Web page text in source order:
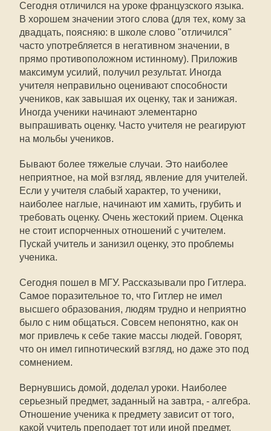
Сегодня отличился на уроке французского языка.
В хорошем значении этого слова (для тех, кому за
двадцать, поясняю: в школе слово "отличился"
часто употребляется в негативном значении, в
прямо противоположном истинному). Приложив
максимум усилий, получил результат. Иногда
учителя неправильно оценивают способности
учеников, как завышая их оценку, так и занижая.
Иногда ученики начинают элементарно
выпрашивать оценку. Часто учителя не реагируют
на мольбы учеников.
Бывают более тяжелые случаи. Это наиболее
неприятное, на мой взгляд, явление для учителей.
Если у учителя слабый характер, то ученики,
наиболее наглые, начинают им хамить, грубить и
требовать оценку. Очень жестокий прием. Оценка
не стоит испорченных отношений с учителем.
Пускай учитель и занизил оценку, это проблемы
ученика.
Сегодня пошел в МГУ. Рассказывали про Гитлера.
Самое поразительное то, что Гитлер не имел
высшего образования, людям трудно и неприятно
было с ним общаться. Совсем непонятно, как он
мог привлечь к себе такие массы людей. Говорят,
что он имел гипнотический взгляд, но даже это под
сомнением.
Вернувшись домой, доделал уроки. Наиболее
серьезный предмет, заданный на завтра, - алгебра.
Отношение ученика к предмету зависит от того,
какой учитель преподает тот или иной предмет.